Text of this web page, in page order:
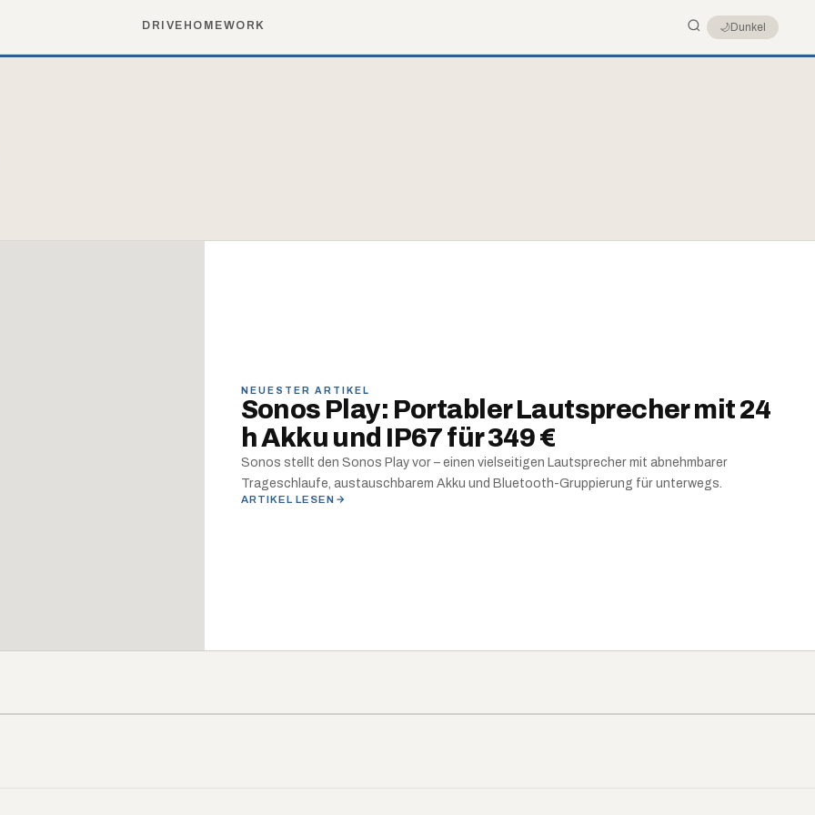
DRIVE HOMEWORK 🌙Dunkel
NEUESTER ARTIKEL
Sonos Play: Portabler Lautsprecher mit 24
h Akku und IP67 für 349 €
Sonos stellt den Sonos Play vor – einen vielseitigen Lautsprecher mit abnehmbarer
Trageschlaufe, austauschbarem Akku und Bluetooth-Gruppierung für unterwegs.
ARTIKEL LESEN